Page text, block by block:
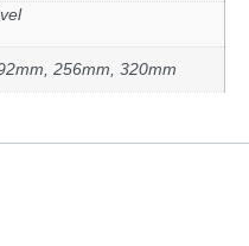
256mm, 320mm